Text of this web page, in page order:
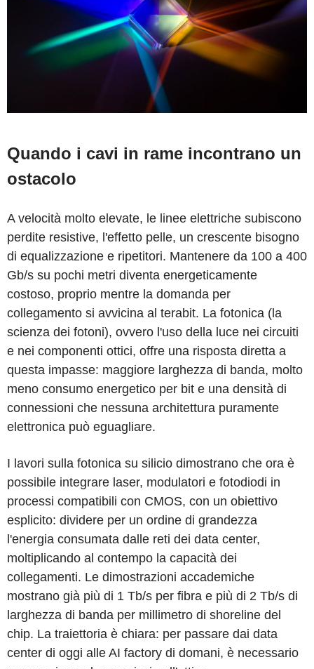
Quando i cavi in rame incontrano un
ostacolo
A velocità molto elevate, le linee elettriche subiscono
perdite resistive, l'effetto pelle, un crescente bisogno
di equalizzazione e ripetitori. Mantenere da 100 a 400
Gb/s su pochi metri diventa energeticamente
costoso, proprio mentre la domanda per
collegamento si avvicina al terabit. La fotonica (la
scienza dei fotoni), ovvero l'uso della luce nei circuiti
e nei componenti ottici, offre una risposta diretta a
questa impasse: maggiore larghezza di banda, molto
meno consumo energetico per bit e una densità di
connessioni che nessuna architettura puramente
elettronica può eguagliare.
I lavori sulla fotonica su silicio dimostrano che ora è
possibile integrare laser, modulatori e fotodiodi in
processi compatibili con CMOS, con un obiettivo
esplicito: dividere per un ordine di grandezza
l'energia consumata dalle reti dei data center,
moltiplicando al contempo la capacità dei
collegamenti. Le dimostrazioni accademiche
mostrano già più di 1 Tb/s per fibra e più di 2 Tb/s di
larghezza di banda per millimetro di shoreline del
chip. La traiettoria è chiara: per passare dai data
center di oggi alle AI factory di domani, è necessario